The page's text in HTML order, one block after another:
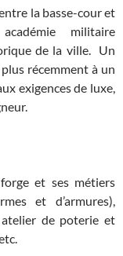
la basse-cour et
académie militaire
de la ville. Un
récemment à un
exigences de luxe,
et ses métiers
et d’armures),
de poterie et